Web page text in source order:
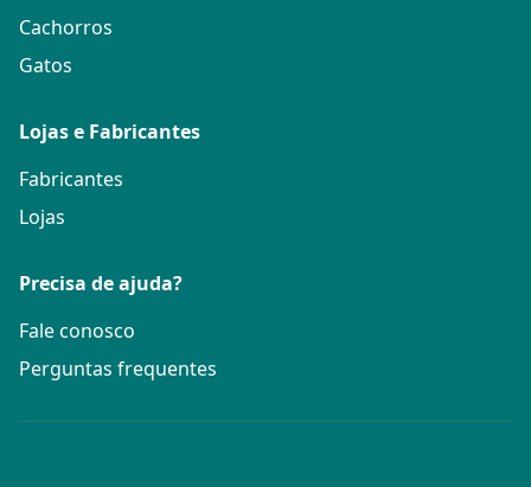
Cachorros
Gatos
Lojas e Fabricantes
Fabricantes
Lojas
Precisa de ajuda?
Fale conosco
Perguntas frequentes